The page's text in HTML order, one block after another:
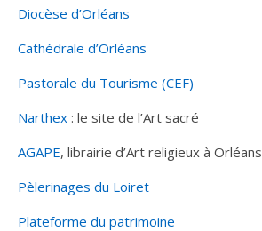
Diocèse d’Orléans
Cathédrale d’Orléans
Pastorale du Tourisme (CEF)
Narthex : le site de l’Art sacré
AGAPE, librairie d’Art religieux à Orléans
Pèlerinages du Loiret
Plateforme du patrimoine